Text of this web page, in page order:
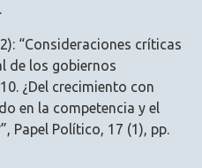
“Consideraciones críticas
de los gobiernos
¿Del crecimiento con
en la competencia y el
Papel Político, 17 (1), pp.